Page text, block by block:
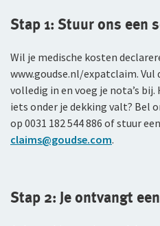
WIA Verzekering (WIA 0-
Anw-pensioen
Ongevallenverzekering
WGA-
Stap 1: Stuur ons een
Wil je medische kosten
www.goudse.nl/expatclaim. Vul
volledig in en voeg je nota’s
iets onder je dekking valt? Bel
op 0031 182 544 886 of stuur
claims@goudse.com.
Stap 2: Je ontvangt